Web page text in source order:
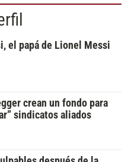
el papá de Lionel Messi
crean un fondo para
sindicatos aliados